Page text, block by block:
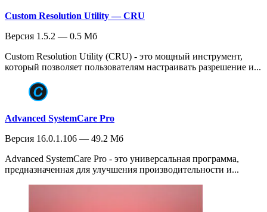
Custom Resolution Utility — CRU
Версия 1.5.2 — 0.5 Мб
Custom Resolution Utility (CRU) - это мощный инструмент,
который позволяет пользователям настраивать разрешение и...
Advanced SystemCare Pro
Версия 16.0.1.106 — 49.2 Мб
Advanced SystemCare Pro - это универсальная программа,
предназначенная для улучшения производительности и...